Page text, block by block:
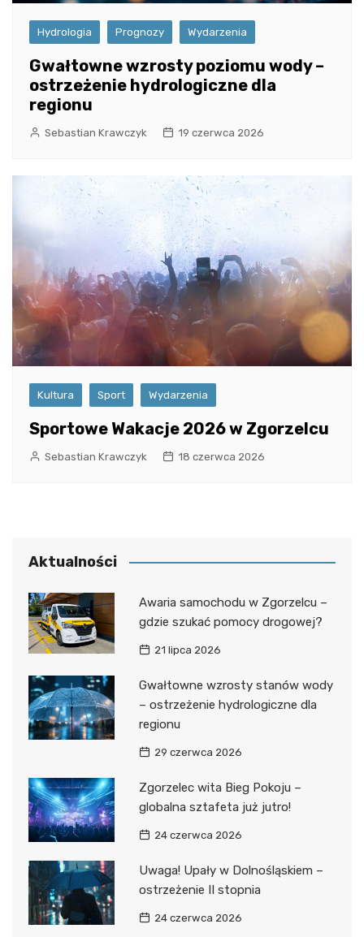
Hydrologia Prognozy Wydarzenia
Gwałtowne wzrosty poziomu wody –
ostrzeżenie hydrologiczne dla
regionu
Sebastian Krawczyk 19 czerwca 2026
Kultura Sport Wydarzenia
Sportowe Wakacje 2026 w Zgorzelcu
Sebastian Krawczyk 18 czerwca 2026
Aktualności
Awaria samochodu w Zgorzelcu –
gdzie szukać pomocy drogowej?
21 lipca 2026
Gwałtowne wzrosty stanów wody
– ostrzeżenie hydrologiczne dla
regionu
29 czerwca 2026
Zgorzelec wita Bieg Pokoju –
globalna sztafeta już jutro!
24 czerwca 2026
Uwaga! Upały w Dolnośląskiem –
ostrzeżenie II stopnia
24 czerwca 2026